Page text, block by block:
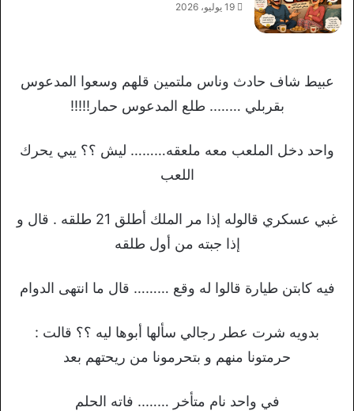
19 يوليو، 2026
عبيط شاف حادث وناس ملتمين قلهم وسعوا المدعوس
بقربلي …….. طلع المدعوس حمار!!!!!
واحد دخل الملعب معه ملعقه……… ليش ؟؟ يبي يحرك
اللعب
غبي عسكري قالوله إذا مر الملك أطلق 21 طلقه . قال و
إذا جبته من أول طلقه
فيه كابتن طيارة قالوا له وقع ……… قال ما انتهى الدوام
بدويه شرت عطر رجالي سألها أبوها ليه ؟؟ قالت :
حرمتونا منهم و بتحرمونا من ريحتهم بعد
في واحد نام متأخر …….. فاته الحلم